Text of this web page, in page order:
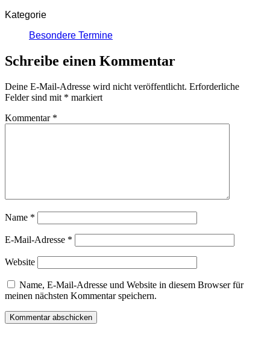
Kategorie
Besondere Termine
Schreibe einen Kommentar
Deine E-Mail-Adresse wird nicht veröffentlicht. Erforderliche
Felder sind mit * markiert
Kommentar *
Name *
E-Mail-Adresse *
Website
Name, E-Mail-Adresse und Website in diesem Browser für
meinen nächsten Kommentar speichern.